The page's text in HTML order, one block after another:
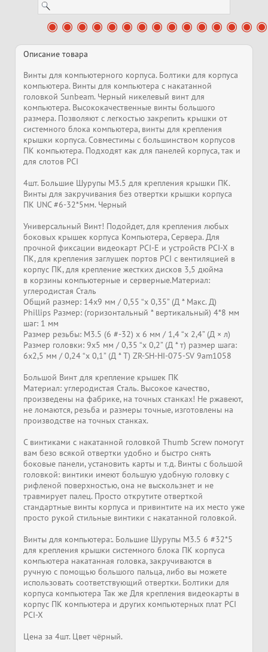
Описание товара
Винты для компьютерного корпуса. Болтики для корпуса
компьютера. Винты для компьютера с накатанной
головкой Sunbeam. Черный никелевый винт для
компьютера. Высококачественные винты большого
размера. Позволяют с легкостью закрепить крышки от
системного блока компьютера, винты для крепления
крышки корпуса. Совместимы с большинством корпусов
ПК компьютера. Подходят как для панелей корпуса, так и
для слотов PCI
4шт. Большие Шурупы M3.5 для крепления крышки ПК.
Винты для закручивания без отвертки крышки корпуса
ПК UNC #6-32*5мм. Черный
Универсальный Винт! Подойдет, для крепления любых
боковых крышек корпуса Компьютера, Сервера. Для
прочной фиксации видеокарт PCI-E и устройств PCI-X в
ПК, для крепления заглушек портов PCI с вентиляцией в
корпус ПК, для крепление жестких дисков 3,5 дюйма
в корзины компьютерные и серверные.Материал:
углеродистая Сталь
Общий размер: 14x9 мм / 0,55 “x 0,35” (Д * Макс. Д)
Phillips Размер: (горизонтальный * вертикальный) 4*8 мм
шаг: 1 мм
Размер резьбы: M3.5 (6 #-32) x 6 мм / 1,4 “x 2,4” (Д × л)
Размер головки: 9x5 мм / 0,35 “x 0,2” (Д * т) размер шага:
6x2,5 мм / 0,24 “x 0,1” (Д * Т) ZR-SH-HI-075-SV 9am1058
Большой Винт для крепление крышек ПК
Материал: углеродистая Сталь. Высокое качество,
произведены на фабрике, на точных станках! Не ржавеют,
не ломаются, резьба и размеры точные, изготовлены на
производстве на точных станках.
С винтиками с накатанной головкой Thumb Screw помогут
вам безо всякой отвертки удобно и быстро снять
боковые панели, установить карты и т.д. Винты с большой
головкой: винтики имеют большую удобную головку с
рифленой поверхностью, она не выскользнет и не
травмирует палец. Просто открутите отверткой
стандартные винты корпуса и привинтите на их место уже
просто рукой стильные винтики с накатанной головкой.
Винты для компьютера:. Большие Шурупы M3.5 6 #32*5
для крепления крышки системного блока ПК корпуса
компьютера накатанная головка, закручиваются в
ручную с помощью большого пальца, либо вы можете
использовать соответствующий отвертки. Болтики для
корпуса компьютера Так же Для крепления видеокарты в
корпус ПК компьютера и других компьютерных плат PCI
PCI-X
Цена за 4шт. Цвет чёрный.